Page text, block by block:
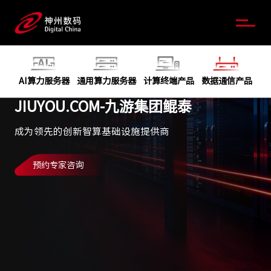
JIUYOU.COM-九游集团鲲泰
成为领先的创新智算基础设施提供商
预约专家咨询
AI算力服务器 通用算力服务器 计算终端产品 数据通信产品